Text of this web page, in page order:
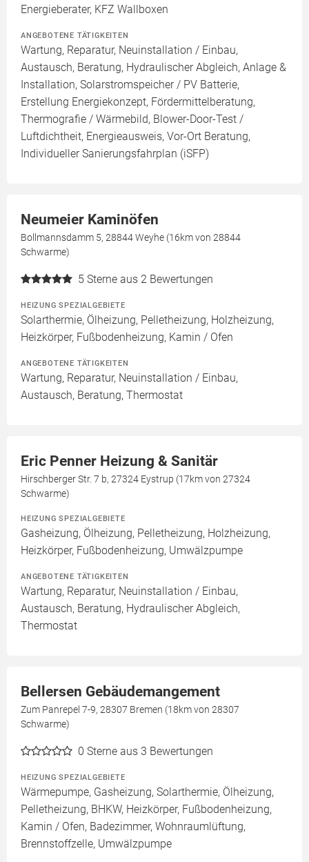
Energieberater, KFZ Wallboxen
ANGEBOTENE TÄTIGKEITEN
Wartung, Reparatur, Neuinstallation / Einbau,
Austausch, Beratung, Hydraulischer Abgleich, Anlage &
Installation, Solarstromspeicher / PV Batterie,
Erstellung Energiekonzept, Fördermittelberatung,
Thermografie / Wärmebild, Blower-Door-Test /
Luftdichtheit, Energieausweis, Vor-Ort Beratung,
Individueller Sanierungsfahrplan (iSFP)
Neumeier Kaminöfen
Bollmannsdamm 5, 28844 Weyhe (16km von 28844
Schwarme)
5 Sterne aus 2 Bewertungen
HEIZUNG SPEZIALGEBIETE
Solarthermie, Ölheizung, Pelletheizung, Holzheizung,
Heizkörper, Fußbodenheizung, Kamin / Ofen
ANGEBOTENE TÄTIGKEITEN
Wartung, Reparatur, Neuinstallation / Einbau,
Austausch, Beratung, Thermostat
Eric Penner Heizung & Sanitär
Hirschberger Str. 7 b, 27324 Eystrup (17km von 27324
Schwarme)
HEIZUNG SPEZIALGEBIETE
Gasheizung, Ölheizung, Pelletheizung, Holzheizung,
Heizkörper, Fußbodenheizung, Umwälzpumpe
ANGEBOTENE TÄTIGKEITEN
Wartung, Reparatur, Neuinstallation / Einbau,
Austausch, Beratung, Hydraulischer Abgleich,
Thermostat
Bellersen Gebäudemangement
Zum Panrepel 7-9, 28307 Bremen (18km von 28307
Schwarme)
0 Sterne aus 3 Bewertungen
HEIZUNG SPEZIALGEBIETE
Wärmepumpe, Gasheizung, Solarthermie, Ölheizung,
Pelletheizung, BHKW, Heizkörper, Fußbodenheizung,
Kamin / Ofen, Badezimmer, Wohnraumlüftung,
Brennstoffzelle, Umwälzpumpe